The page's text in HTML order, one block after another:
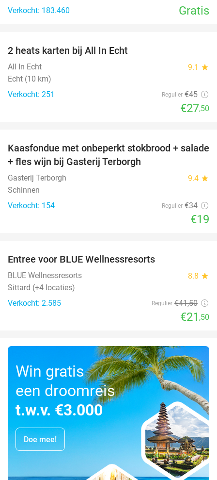
Verkocht: 183.460
Gratis
2 heats karten bij All In Echt
All In Echt 9.1 star
Echt (10 km)
Verkocht: 251
Regulier €45
€27,50
44%
Kaasfondue met onbeperkt stokbrood + salade
+ fles wijn bij Gasterij Terborgh
Gasterij Terborgh 9.4 star
Schinnen
Verkocht: 154
Regulier €34
€19
Entree voor BLUE Wellnessresorts
BLUE Wellnessresorts 8.8 star
Sittard (+4 locaties)
Verkocht: 2.585
Regulier €41,50
€21 ,50
Win gratis
een droomreis
t.w.v. €3.000
Doe mee!